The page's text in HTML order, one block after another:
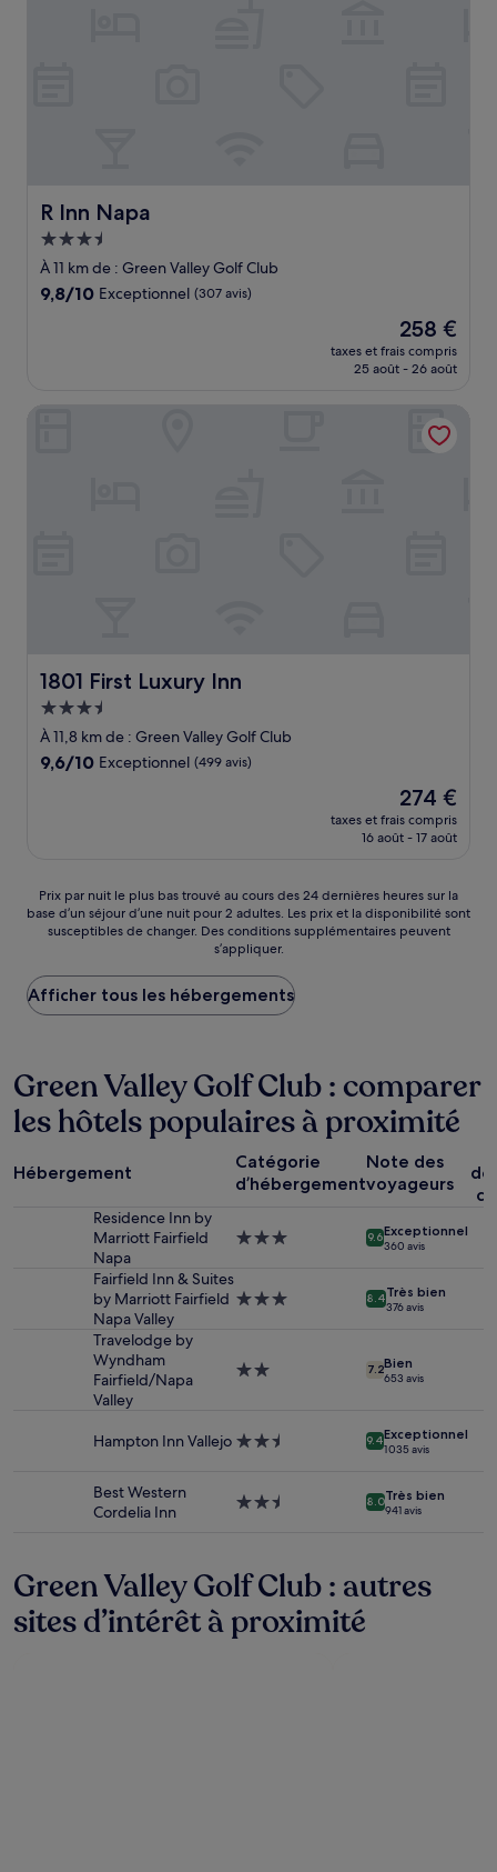
R Inn Napa
R Inn Napa
Hébergement
3.5 étoiles
À 11 km de : Green Valley Golf Club
9.8
9,8/10 Exceptionnel (307 avis)
Le
nouveau
prix
de
258 €
258 €
taxes et frais compris
25 août - 26 août
1801 First Luxury Inn
1801 First Luxury Inn
Hébergement
3.5 étoiles
À 11,8 km de : Green Valley Golf Club
9.6
9,6/10 Exceptionnel (499 avis)
Le
nouveau
prix
274 €
274 €
taxes et frais compris
16 août - 17 août
Prix
par
nuit
plus
bas
trouvé
des
24 dernières
heures
sur
base
disponibilité
susceptibles
conditions
s’appliquer.
Prix par nuit le plus bas trouvé au cours des 24 dernières heures sur la
base d’un séjour d’une nuit pour 2 adultes. Les prix et la disponibilité sont
susceptibles de changer. Des conditions supplémentaires peuvent
s’appliquer.
Afficher tous les hébergements
Green Valley Golf Club : comparer
les hôtels populaires à proximité
Hébergement
Catégorie
d’hébergement
Note des
voyageurs
Residence Inn by
Marriott Fairfield
Napa
Hébergement
9.6Exceptionnel
360 avis
Fairfield Inn & Suites
by Marriott Fairfield
Napa Valley
Hébergement
8.4Très bien
376 avis
Travelodge by
Wyndham
Fairfield/Napa
Valley
Hébergement
7.2Bien
653 avis
Hampton Inn Vallejo Hébergement
9.4Exceptionnel
1 035 avis
Best Western
Cordelia Inn
Hébergement
8.0Très bien
941 avis
Green Valley Golf Club : autres
sites d’intérêt à proximité